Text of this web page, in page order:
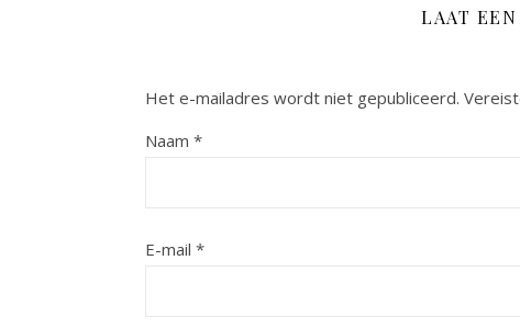
LAAT EEN
Het e-mailadres wordt niet gepubliceerd.
Naam *
E-mail *